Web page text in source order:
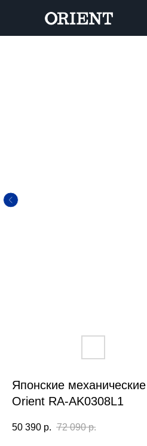
Японские
Orient RA-AK0308L1
50 390 р. 72 090 р.